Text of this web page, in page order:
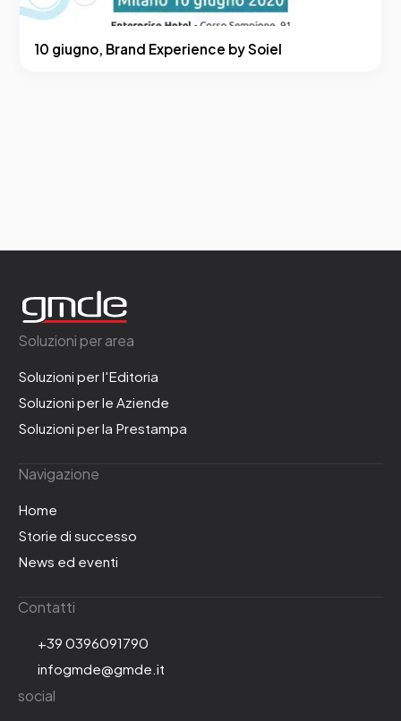
10 giugno, Brand Experience by Soiel
Soluzioni per area
Soluzioni per l'Editoria
Soluzioni per le Aziende
Soluzioni per la Prestampa
Navigazione
Home
Storie di successo
News ed eventi
Contatti
+39 0396091790
infogmde@gmde.it
social